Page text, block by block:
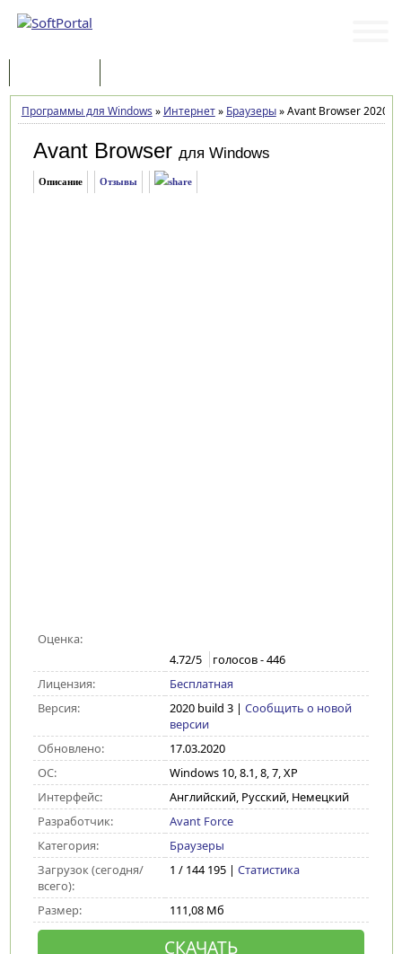
Программы для Windows » Интернет» Браузеры»Avant Browser 2020
Avant Browser для Windows
Описание Отзывы
Оценка:
4.72/5 голосов -446
Лицензия:
Бесплатная
Версия:
2020 build 3| Сообщить о новой
версии
Обновлено:
17.03.2020
ОС:
Windows 10, 8.1, 8, 7, XP
Интерфейс:
Английский, Русский, Немецкий
Разработчик:
Avant Force
Категория:
Браузеры
Загрузок (сегодня/
всего):
1 / 144 195 | Статистика
Размер: 111,08 Мб
СКАЧАТЬ